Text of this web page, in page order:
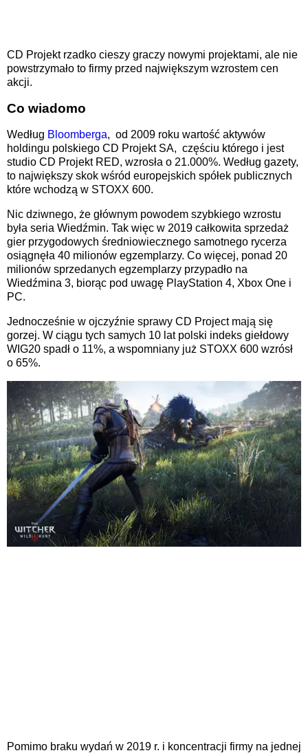
CD Projekt rzadko cieszy graczy nowymi projektami, ale nie
powstrzymało to firmy przed największym wzrostem cen
akcji.
Co wiadomo
Według Bloomberga, od 2009 roku wartość aktywów
holdingu polskiego CD Projekt SA, częściu którego i jest
studio CD Projekt RED, wzrosła o 21.000%. Według gazety,
to największy skok wśród europejskich spółek publicznych
które wchodzą w STOXX 600.
Nic dziwnego, że głównym powodem szybkiego wzrostu
była seria Wiedźmin. Tak więc w 2019 całkowita sprzedaż
gier przygodowych średniowiecznego samotnego rycerza
osiągnęła 40 milionów egzemplarzy. Co więcej, ponad 20
milionów sprzedanych egzemplarzy przypadło na
Wiedźmina 3, biorąc pod uwagę PlayStation 4, Xbox One i
PC.
Jednocześnie w ojczyźnie sprawy CD Project mają się
gorzej. W ciągu tych samych 10 lat polski indeks giełdowy
WIG20 spadł o 11%, a wspomniany już STOXX 600 wzrósł
o 65%.
Pomimo braku wydań w 2019 r. i koncentracji firmy na jednej